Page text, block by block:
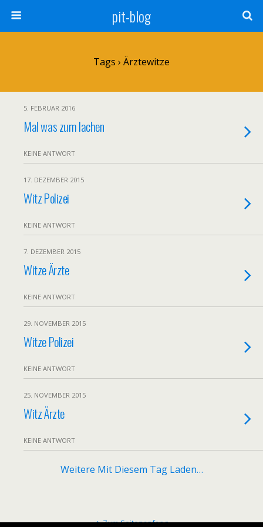
pit-blog
Tags › Ärztewitze
5. FEBRUAR 2016
Mal was zum lachen
KEINE ANTWORT
17. DEZEMBER 2015
Witz Polizei
KEINE ANTWORT
7. DEZEMBER 2015
Witze Ärzte
KEINE ANTWORT
29. NOVEMBER 2015
Witze Polizei
KEINE ANTWORT
25. NOVEMBER 2015
Witz Ärzte
KEINE ANTWORT
Weitere Mit Diesem Tag Laden…
Zum Seitenanfang